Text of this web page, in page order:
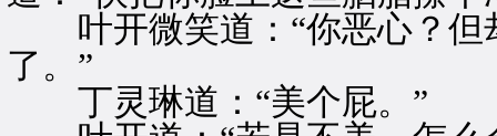
叶开微笑道：“你恶心？但
了。”
丁灵琳道：“美个屁。”